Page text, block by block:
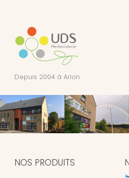
Depuis 2004 à Arlon
NOS PRODUITS